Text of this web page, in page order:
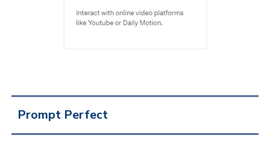
Prompt Perfect